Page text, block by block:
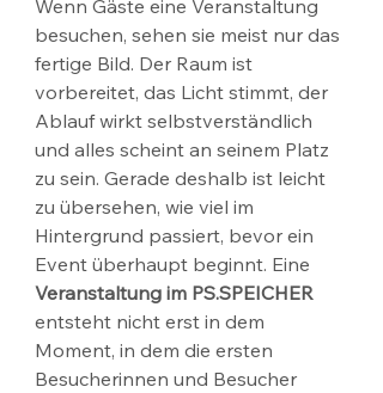
Wenn Gäste eine Veranstaltung
besuchen, sehen sie meist nur das
fertige Bild. Der Raum ist
vorbereitet, das Licht stimmt, der
Ablauf wirkt selbstverständlich
und alles scheint an seinem Platz
zu sein. Gerade deshalb ist leicht
zu übersehen, wie viel im
Hintergrund passiert, bevor ein
Event überhaupt beginnt. Eine
Veranstaltung im PS.SPEICHER
entsteht nicht erst in dem
Moment, in dem die ersten
Besucherinnen und Besucher